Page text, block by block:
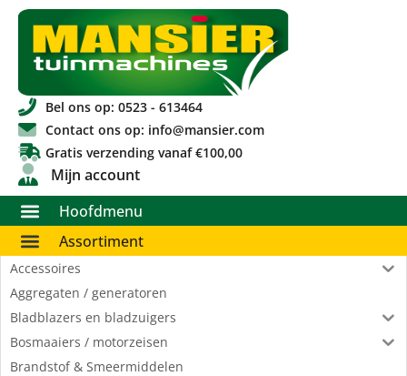
Bel ons op: 0523 - 613464
Contact ons op: info@mansier.com
Gratis verzending vanaf €100,00
Mijn account
Hoofdmenu
Assortiment
Accessoires
Aggregaten / generatoren
Bladblazers en bladzuigers
Bosmaaiers / motorzeisen
Brandstof & Smeermiddelen